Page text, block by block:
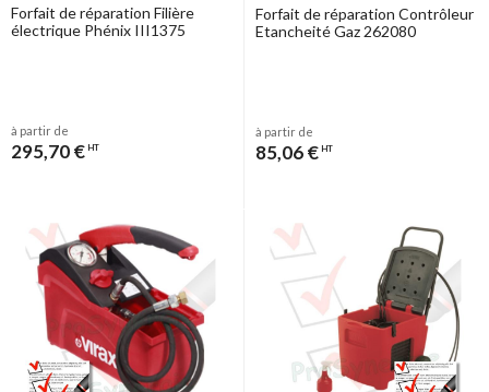
Forfait de réparation Filière
électrique Phénix III1375
à partir de
295,70 € HT
Forfait de réparation Contrôleur
Etancheité Gaz 262080
à partir de
85,06 € HT